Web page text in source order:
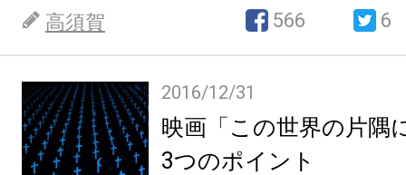
高須賀 566 6
2016/12/31
映画「この世界の片隅
3つのポイント